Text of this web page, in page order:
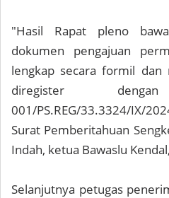
"Hasil Rapat pleno
dokumen pengajuan
lengkap secara formil dan
diregister
001/PS.REG/33.3324/IX/
Surat Pemberitahuan
Indah, ketua Bawaslu
Selanjutnya petugas